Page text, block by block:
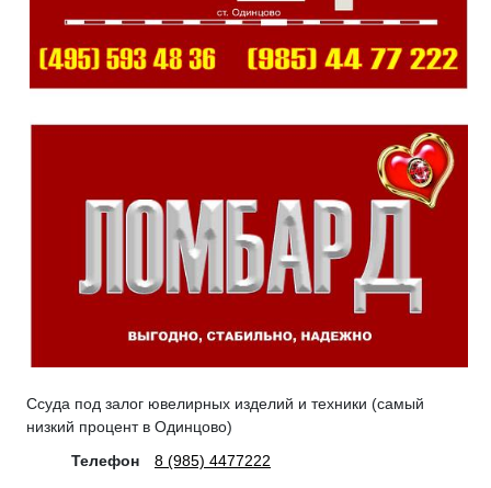
Ссуда под залог ювелирных изделий и техники (самый
низкий процент в Одинцово)
Телефон
8 (985) 4477222